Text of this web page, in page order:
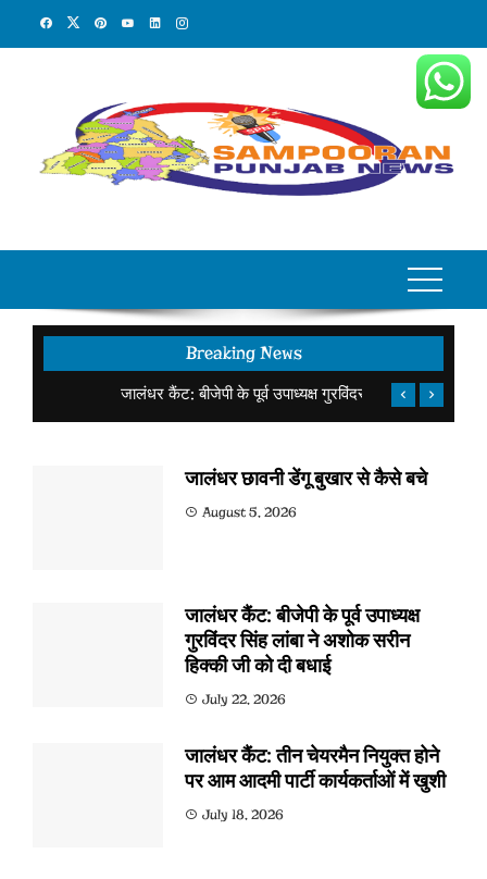
Breaking News
जालंधर कैंट: बीजेपी के पूर्व उपाध्यक्ष गुरविंदर सिंह लांबा ने अशोक सरीन हिक्की जी को दी बधाई
जालंधर छावनी डेंगू बुखार से कैसे बचे
August 5, 2026
जालंधर कैंट: बीजेपी के पूर्व उपाध्यक्ष
गुरविंदर सिंह लांबा ने अशोक सरीन
हिक्की जी को दी बधाई
July 22, 2026
जालंधर कैंट: तीन चेयरमैन नियुक्त होने
पर आम आदमी पार्टी कार्यकर्ताओं में खुशी
July 18, 2026